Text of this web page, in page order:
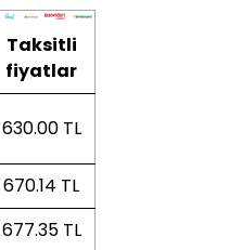
Taksitli
fiyatlar
630.00 TL
670.14 TL
677.35 TL